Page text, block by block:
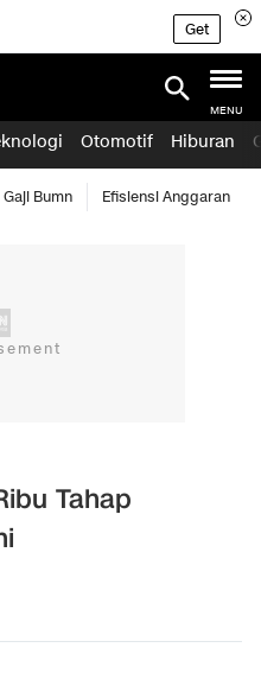
Get
MENU
Otomotif Hiburan
Gaji Bumn Efisiensi Anggaran
Tahap